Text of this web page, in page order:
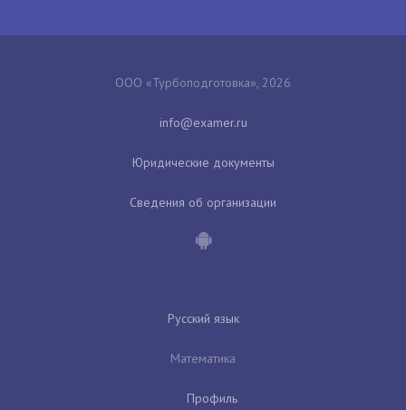
ООО «Турбоподготовка», 2026
Юридические документы
Сведения об организации
Русский язык
Математика
Профиль